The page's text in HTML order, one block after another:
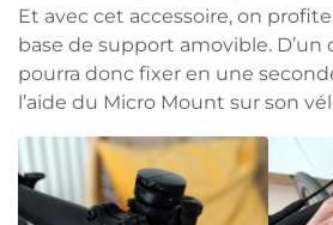
Et avec cet accessoire, on
base de support amovible. D’un
pourra donc fixer en une
l’aide du Micro Mount sur son